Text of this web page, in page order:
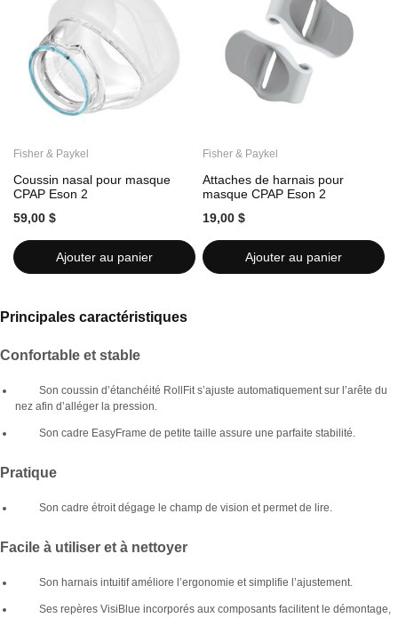
Fisher & Paykel
Coussin nasal pour masque
CPAP Eson 2
59,00 $
Ajouter au panier
Fisher & Paykel
Attaches de harnais pour
masque CPAP Eson 2
19,00 $
Ajouter au panier
Principales caractéristiques
Confortable et stable
Son coussin d’étanchéité RollFit s’ajuste automatiquement sur l’arête du
nez afin d’alléger la pression.
Son cadre EasyFrame de petite taille assure une parfaite stabilité.
Pratique
Son cadre étroit dégage le champ de vision et permet de lire.
Facile à utiliser et à nettoyer
Son harnais intuitif améliore l’ergonomie et simplifie l’ajustement.
Ses repères VisiBlue incorporés aux composants facilitent le démontage,